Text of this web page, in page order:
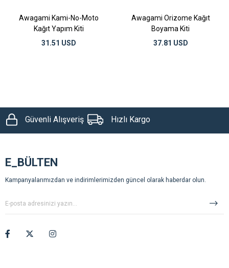
Awagami Kami-No-Moto
Kağıt Yapım Kiti
31.51 USD
Awagami Orizome Kağıt
Boyama Kiti
37.81 USD
Güvenli Alışveriş Hızlı Kargo
E_BÜLTEN
Kampanyalarımızdan ve indirimlerimizden güncel olarak haberdar olun.